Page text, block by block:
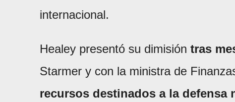
internacional.
Healey presentó su dimisión tras
Starmer y con la ministra de
recursos destinados a la defensa